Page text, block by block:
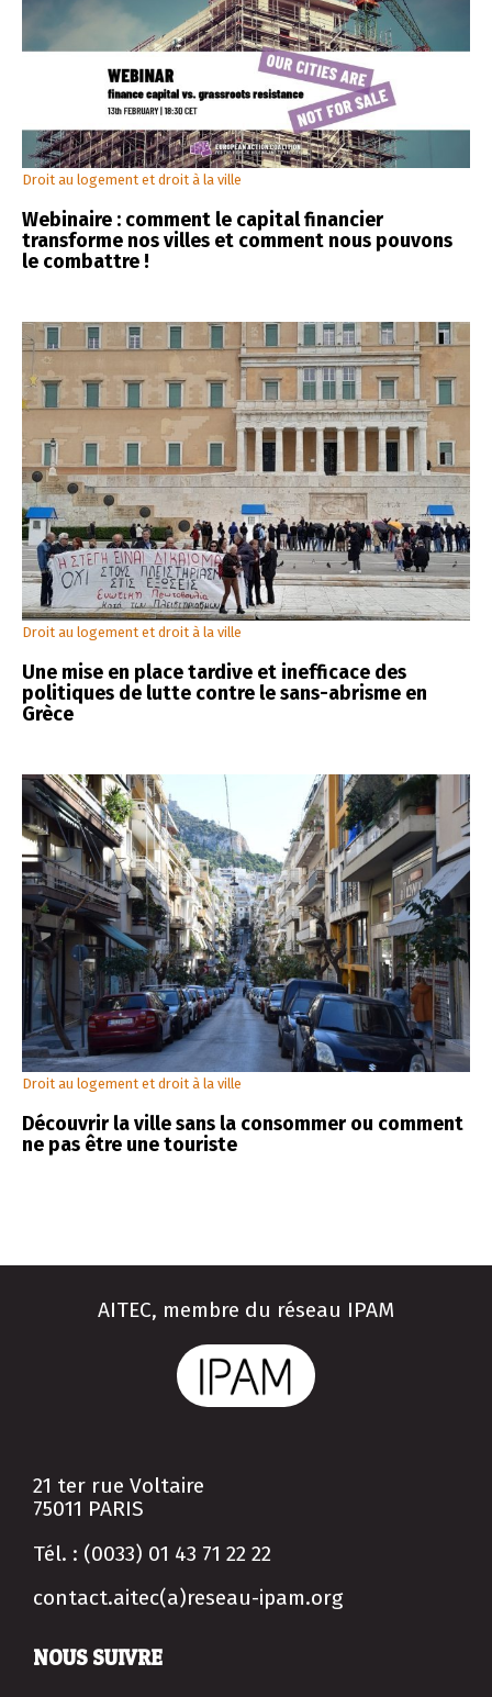
Droit au logement et droit à la ville
Webinaire : comment le capital financier
transforme nos villes et comment nous pouvons
le combattre !
Droit au logement et droit à la ville
Une mise en place tardive et inefficace des
politiques de lutte contre le sans-abrisme en
Grèce
Droit au logement et droit à la ville
Découvrir la ville sans la consommer ou comment
ne pas être une touriste
AITEC, membre du réseau IPAM
21 ter rue Voltaire
75011 PARIS
Tél. : (0033) 01 43 71 22 22
contact.aitec(a)reseau-ipam.org
NOUS SUIVRE